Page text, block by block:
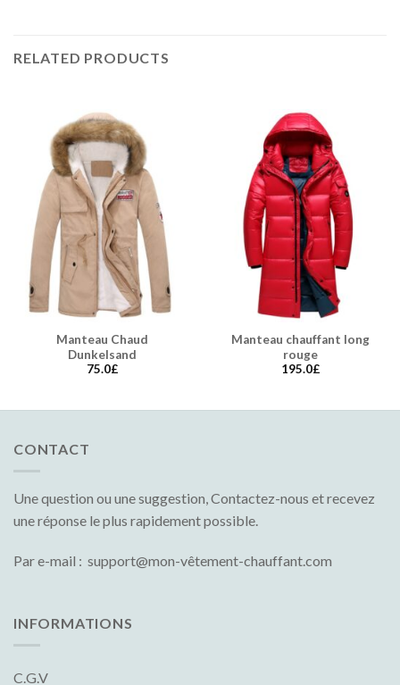
RELATED PRODUCTS
Manteau Chaud
Dunkelsand
75.0£
Manteau chauffant long
rouge
195.0£
CONTACT
Une question ou une suggestion, Contactez-nous et recevez
une réponse le plus rapidement possible.
Par e-mail : support@mon-vêtement-chauffant.com
INFORMATIONS
C.G.V